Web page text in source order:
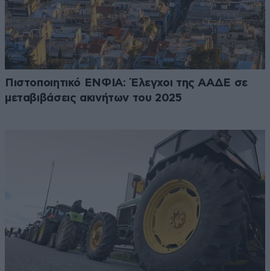
Πιστοποιητικό ΕΝΦΙΑ: Έλεγχοι της ΑΑΔΕ σε
μεταβιβάσεις ακινήτων του 2025